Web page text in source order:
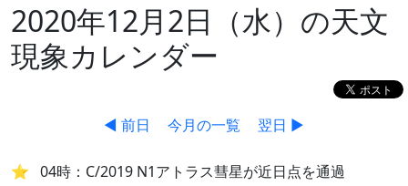
2020年12月2日（水）の天文
現象カレンダー
◀ 前日 今月の一覧 翌日 ▶
04時：C/2019 N1アトラス彗星が近日点を通過